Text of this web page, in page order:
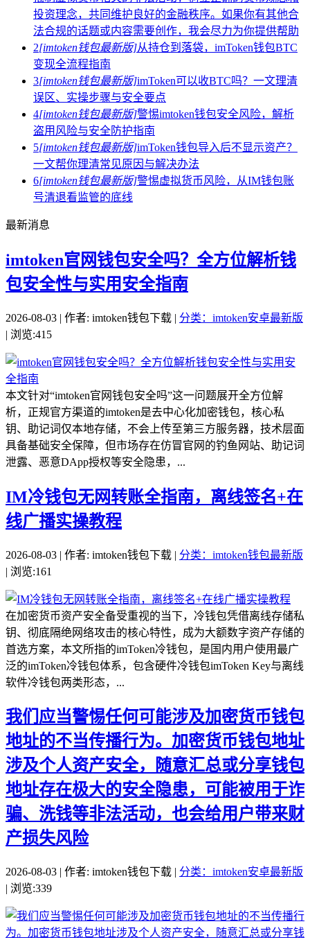
投资理念，共同维护良好的金融秩序。如果你有其他合
法合规的话题或内容需要创作，我会尽力为你提供帮助
2[imtoken钱包最新版]从持仓到落袋，imToken钱包BTC
变现全流程指南
3[imtoken钱包最新版]imToken可以收BTC吗？一文理清
误区、实操步骤与安全要点
4[imtoken钱包最新版]警惕imtoken钱包安全风险，解析
盗用风险与安全防护指南
5[imtoken钱包最新版]imToken钱包导入后不显示资产？
一文帮你理清常见原因与解决办法
6[imtoken钱包最新版]警惕虚拟货币风险，从IM钱包账
号清退看监管的底线
最新消息
imtoken官网钱包安全吗？全方位解析钱
包安全性与实用安全指南
2026-08-03 | 作者: imtoken钱包下载 | 分类：imtoken安卓最新版
| 浏览:415
本文针对“imtoken官网钱包安全吗”这一问题展开全方位解
析，正规官方渠道的imtoken是去中心化加密钱包，核心私
钥、助记词仅本地存储，不会上传至第三方服务器，技术层面
具备基础安全保障，但市场存在仿冒官网的钓鱼网站、助记词
泄露、恶意DApp授权等安全隐患，...
IM冷钱包无网转账全指南，离线签名+在
线广播实操教程
2026-08-03 | 作者: imtoken钱包下载 | 分类：imtoken钱包最新版
| 浏览:161
在加密货币资产安全备受重视的当下，冷钱包凭借离线存储私
钥、彻底隔绝网络攻击的核心特性，成为大额数字资产存储的
首选方案，本文所指的imToken冷钱包，是国内用户使用最广
泛的imToken冷钱包体系，包含硬件冷钱包imToken Key与离线
软件冷钱包两类形态，...
我们应当警惕任何可能涉及加密货币钱包
地址的不当传播行为。加密货币钱包地址
涉及个人资产安全，随意汇总或分享钱包
地址存在极大的安全隐患，可能被用于诈
骗、洗钱等非法活动，也会给用户带来财
产损失风险
2026-08-03 | 作者: imtoken钱包下载 | 分类：imtoken安卓最新版
| 浏览:339